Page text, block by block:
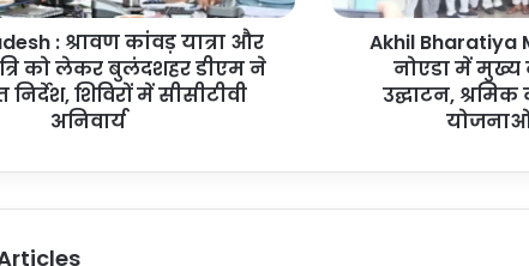
: श्रावण कांवड़ यात्रा और
को लेकर बुलंदशहर डीएम ने
शिविरों में सीसीटीवी
अनिवार्य
का
योजनाओं
Akhil Bharatiya
नोएडा में मुख्य
उद्घाटन,